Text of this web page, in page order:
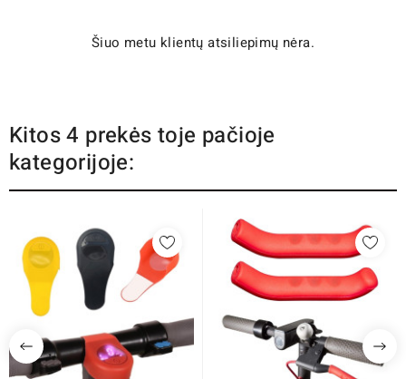
Šiuo metu klientų atsiliepimų nėra.
Kitos 4 prekės toje pačioje
kategorijoje: